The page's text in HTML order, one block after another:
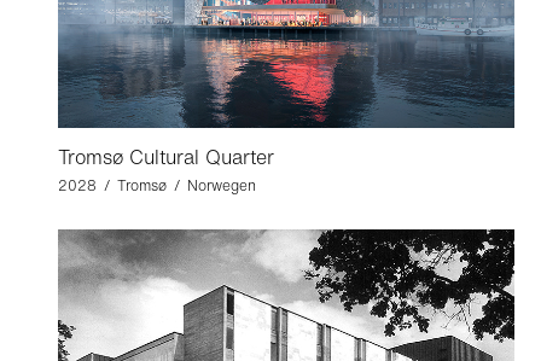
Tromsø Cultural Quarter
2028 / Tromsø / Norwegen